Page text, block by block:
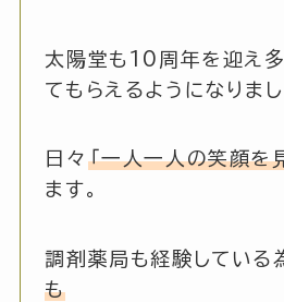
太陽堂も10周年を迎え
てもらえるようになりまし
日々 「一人一人の笑顔を
ます。
調剤薬局も経験している
も